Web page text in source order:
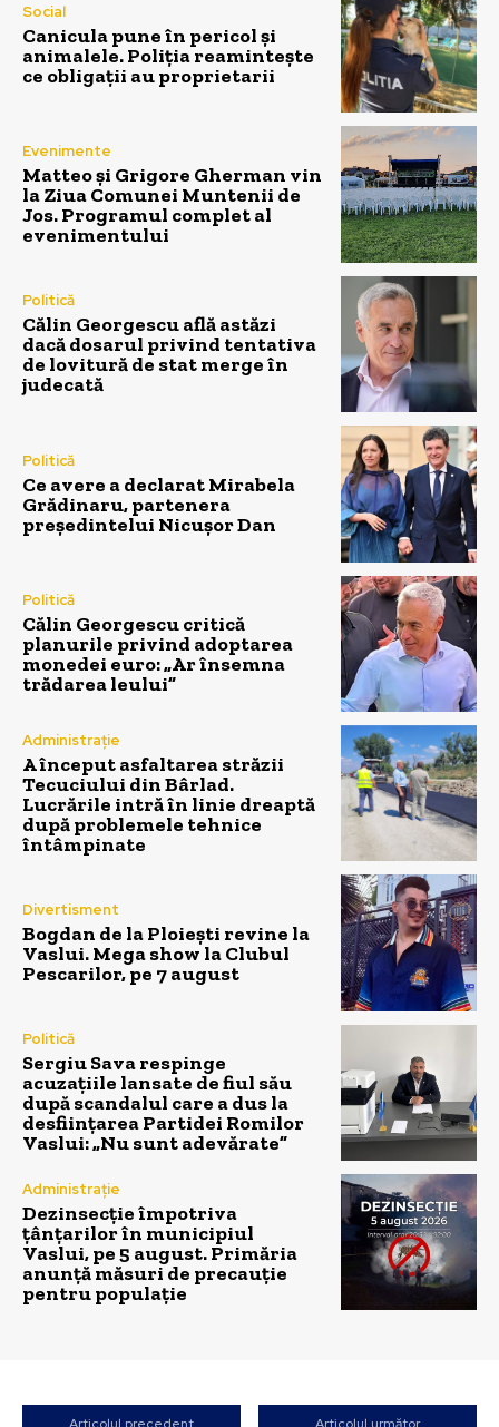
Social
Canicula pune în pericol și
animalele. Poliția reamintește
ce obligații au proprietarii
Evenimente
Matteo și Grigore Gherman vin
la Ziua Comunei Muntenii de
Jos. Programul complet al
evenimentului
Politică
Călin Georgescu află astăzi
dacă dosarul privind tentativa
de lovitură de stat merge în
judecată
Politică
Ce avere a declarat Mirabela
Grădinaru, partenera
președintelui Nicușor Dan
Politică
Călin Georgescu critică
planurile privind adoptarea
monedei euro: „Ar însemna
trădarea leului”
Administrație
A început asfaltarea străzii
Tecuciului din Bârlad.
Lucrările intră în linie dreaptă
după problemele tehnice
întâmpinate
Divertisment
Bogdan de la Ploiești revine la
Vaslui. Mega show la Clubul
Pescarilor, pe 7 august
Politică
Sergiu Sava respinge
acuzațiile lansate de fiul său
după scandalul care a dus la
desființarea Partidei Romilor
Vaslui: „Nu sunt adevărate”
Administrație
Dezinsecție împotriva
țânțarilor în municipiul
Vaslui, pe 5 august. Primăria
anunță măsuri de precauție
pentru populație